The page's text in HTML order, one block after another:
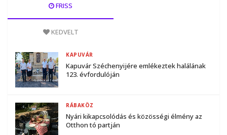
FRISS
KEDVELT
Kapuvár Széchenyijére emlékeztek halálának
123. évfordulóján
KAPUVÁR
Nyári kikapcsolódás és közösségi élmény az
Otthon tó partján
RÁBAKÖZ